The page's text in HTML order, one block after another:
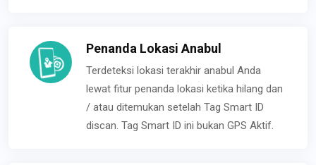
Penanda Lokasi Anabul
Terdeteksi lokasi terakhir anabul Anda
lewat fitur penanda lokasi ketika hilang dan
/ atau ditemukan setelah Tag Smart ID
discan. Tag Smart ID ini bukan GPS Aktif.